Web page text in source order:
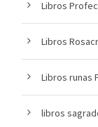
Libros
Libros
Libros runas
libros